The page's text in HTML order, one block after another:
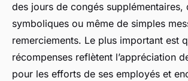
des jours de congés supplémentaires,
symboliques ou même de simples
remerciements. Le plus important est
récompenses reflètent l’appréciation
pour les efforts de ses employés et